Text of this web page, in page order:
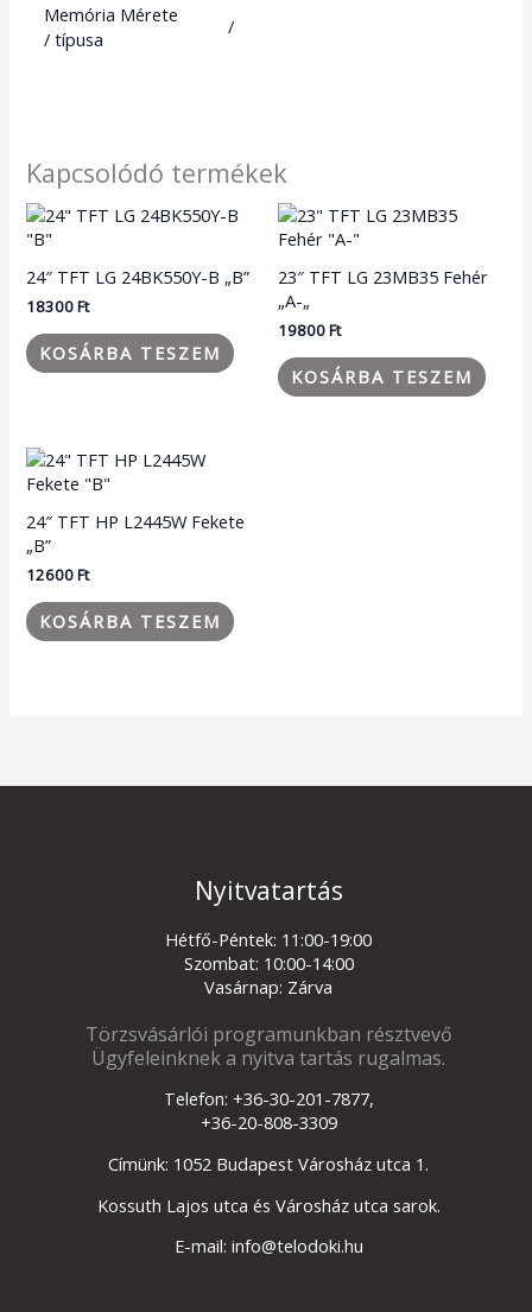
Memória Mérete
/ típusa
/
Kapcsolódó termékek
24″ TFT LG 24BK550Y-B „B”
18300Ft
KOSÁRBA TESZEM
23″ TFT LG 23MB35 Fehér
„A-„
19800Ft
KOSÁRBA TESZEM
24″ TFT HP L2445W Fekete
„B”
12600Ft
KOSÁRBA TESZEM
Nyitvatartás
Hétfő-Péntek: 11:00-19:00
Szombat: 10:00-14:00
Vasárnap: Zárva
Törzsvásárlói programunkban résztvevő
Ügyfeleinknek a nyitva tartás rugalmas.
Telefon: +36-30-201-7877,
+36-20-808-3309
Címünk: 1052 Budapest Városház utca 1.
Kossuth Lajos utca és Városház utca sarok.
E-mail: info@telodoki.hu